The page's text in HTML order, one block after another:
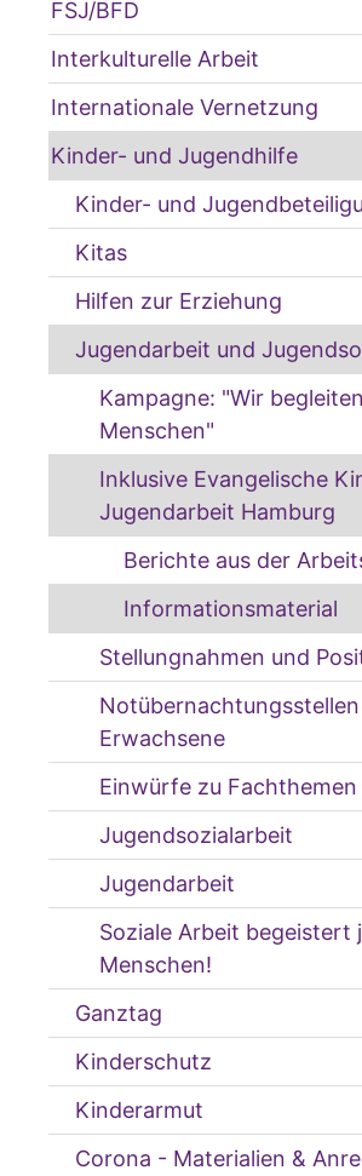
FSJ/BFD
Interkulturelle Arbeit
Internationale Vernetzung
Kinder- und Jugendhilfe
Kinder- und
Kitas
Hilfen zur Erziehung
Jugendarbeit und
Kampagne: "Wir
Menschen"
Inklusive Evangelische
Jugendarbeit Hamburg
Berichte aus der
Informationsmaterial
Stellungnahmen und
Erwachsene
Einwürfe zu Fachthemen
Jugendsozialarbeit
Jugendarbeit
Soziale Arbeit begeistert
Menschen!
Ganztag
Kinderschutz
Kinderarmut
Corona - Materialien &